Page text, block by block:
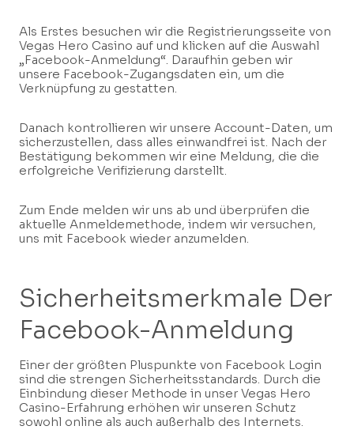
Als Erstes besuchen wir die Registrierungsseite von
Vegas Hero Casino auf und klicken auf die Auswahl
„Facebook-Anmeldung“. Daraufhin geben wir
unsere Facebook-Zugangsdaten ein, um die
Verknüpfung zu gestatten.
Danach kontrollieren wir unsere Account-Daten, um
sicherzustellen, dass alles einwandfrei ist. Nach der
Bestätigung bekommen wir eine Meldung, die die
erfolgreiche Verifizierung darstellt.
Zum Ende melden wir uns ab und überprüfen die
aktuelle Anmeldemethode, indem wir versuchen,
uns mit Facebook wieder anzumelden.
Sicherheitsmerkmale Der
Facebook-Anmeldung
Einer der größten Pluspunkte von Facebook Login
sind die strengen Sicherheitsstandards. Durch die
Einbindung dieser Methode in unser Vegas Hero
Casino-Erfahrung erhöhen wir unseren Schutz
sowohl online als auch außerhalb des Internets.